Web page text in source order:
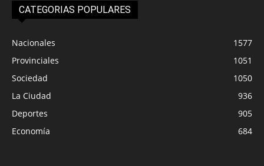
CATEGORIAS POPULARES
Nacionales
1577
Provinciales
1051
Sociedad
1050
La Ciudad
936
Deportes
905
Economía
684